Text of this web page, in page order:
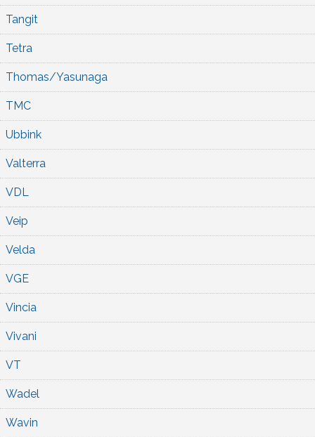
Tangit
Tetra
Thomas/Yasunaga
TMC
Ubbink
Valterra
VDL
Veip
Velda
VGE
Vincia
Vivani
VT
Wadel
Wavin